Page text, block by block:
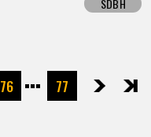
76 77次へ最後